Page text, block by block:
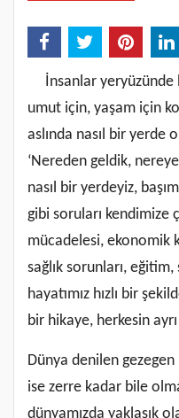
İnsanlar yeryüzünde
umut için, yaşam için
aslında nasıl bir yerde
‘Nereden geldik,
nasıl bir yerdeyiz,
gibi soruları kendimize
mücadelesi, ekonomik
sağlık sorunları,
hayatımız hızlı bir
bir hikaye, herkesin
Dünya denilen
ise zerre kadar bile
dünyamızda yaklaşık